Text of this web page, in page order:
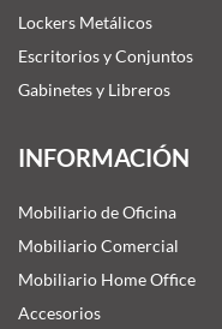
Lockers Metálicos
Escritorios y Conjuntos
Gabinetes y Libreros
INFORMACIÓN
Mobiliario de Oficina
Mobiliario Comercial
Mobiliario Home Office
Accesorios